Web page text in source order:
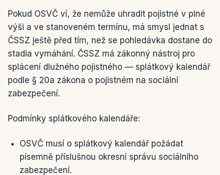
Pokud OSVČ ví, že nemůže uhradit pojistné v plné
výši a ve stanoveném termínu, má smysl jednat s
ČSSZ ještě před tím, než se pohledávka dostane do
stadia vymáhání. ČSSZ má zákonný nástroj pro
splácení dlužného pojistného — splátkový kalendář
podle § 20a zákona o pojistném na sociální
zabezpečení.
Podmínky splátkového kalendáře:
OSVČ musí o splátkový kalendář požádat
písemně příslušnou okresní správu sociálního
zabezpečení.